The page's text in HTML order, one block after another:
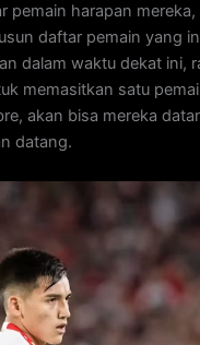
pemain harapan mereka,
daftar pemain yang
dalam waktu dekat ini,
memasitkan satu
akan bisa mereka
datang.